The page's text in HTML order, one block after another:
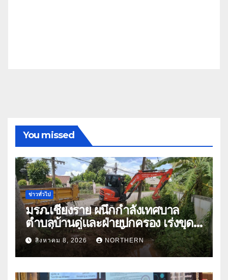
You missed
ข่าวทั่วไป
มรภ.เชียงราย ผนึกกำลังเทศบาล
ตำบลบ้านดู่และฝ่ายปกครอง เร่งขุด
ลอกสิ่งกีดขวางทางน้ำ ป้องกันและลด
ปัญหาน้ำท่วม
สิงหาคม 8, 2026 NORTHERN